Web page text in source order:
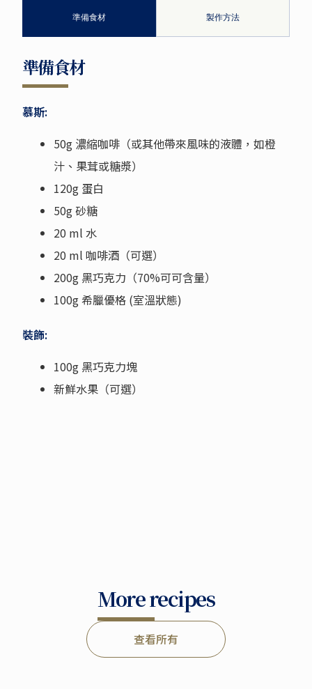
準備食材 製作方法
準備食材
慕斯:
50g 濃縮咖啡（或其他帶來風味的液體，如橙
汁、果茸或糖漿）
120g 蛋白
50g 砂糖
20 ml 水
20 ml 咖啡酒（可選）
200g 黑巧克力（70%可可含量）
100g 希臘優格 (室溫狀態)
裝飾:
100g 黑巧克力塊
新鮮水果（可選）
More recipes
查看所有